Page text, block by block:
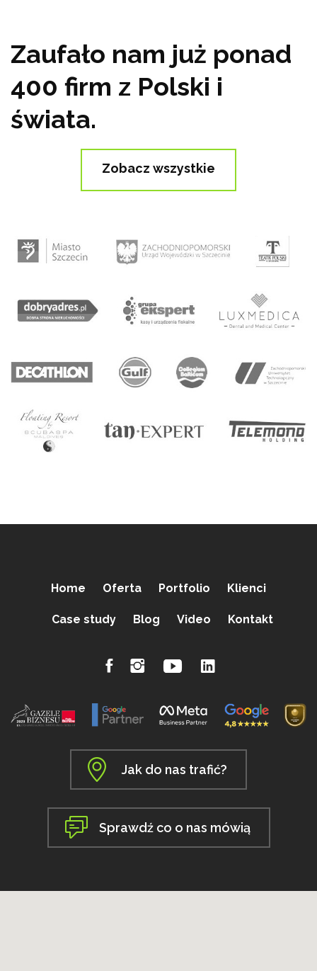
Zaufało nam już ponad
400 firm z Polski i
świata.
Zobacz wszystkie
Home Oferta Portfolio Klienci
Case study Blog Video Kontakt
Jak do nas trafić?
Sprawdź co o nas mówią